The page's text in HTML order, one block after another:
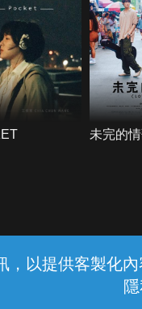
，以提供客製化
未完的